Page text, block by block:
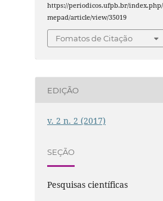
https://periodicos.ufpb.br/index.php/
mepad/article/view/35019
Fomatos de Citação
EDIÇÃO
v. 2 n. 2 (2017)
SEÇÃO
Pesquisas científicas